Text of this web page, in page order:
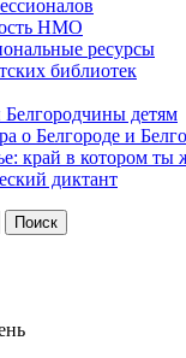
НМО
ресурсы
библиотек
Белгородчины детям
о Белгороде и
край в котором
диктант